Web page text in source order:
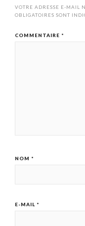
VOTRE ADRESSE E-MAIL
OBLIGATOIRES SONT
COMMENTAIRE *
NOM *
E-MAIL *